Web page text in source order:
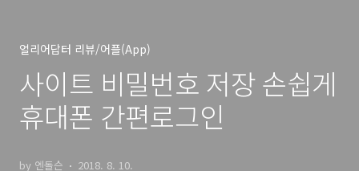
얼리어답터 리뷰/어플(App)
사이트 비밀번호 저장 손쉽게
휴대폰 간편로그인
by 엔돌슨 2018. 8. 10.